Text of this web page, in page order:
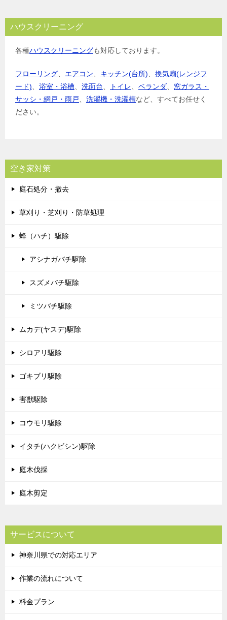
ハウスクリーニング
各種ハウスクリーニングも対応しております。
フローリング エアコン キッチン(台所)
換気扇(レンジフ
ード)
浴室・浴槽 洗面台 トイレ ベランダ
窓ガラス・
サッシ・網戸・雨戸
洗濯機・洗濯槽など、すべてお任せく
ださい。
空き家対策
庭石処分・撤去
草刈り・芝刈り・防草処理
蜂（ハチ）駆除
アシナガバチ駆除
スズメバチ駆除
ミツバチ駆除
ムカデ(ヤスデ)駆除
シロアリ駆除
ゴキブリ駆除
害獣駆除
コウモリ駆除
イタチ(ハクビシン)駆除
庭木伐採
庭木剪定
サービスについて
神奈川県での対応エリア
作業の流れについて
料金プラン